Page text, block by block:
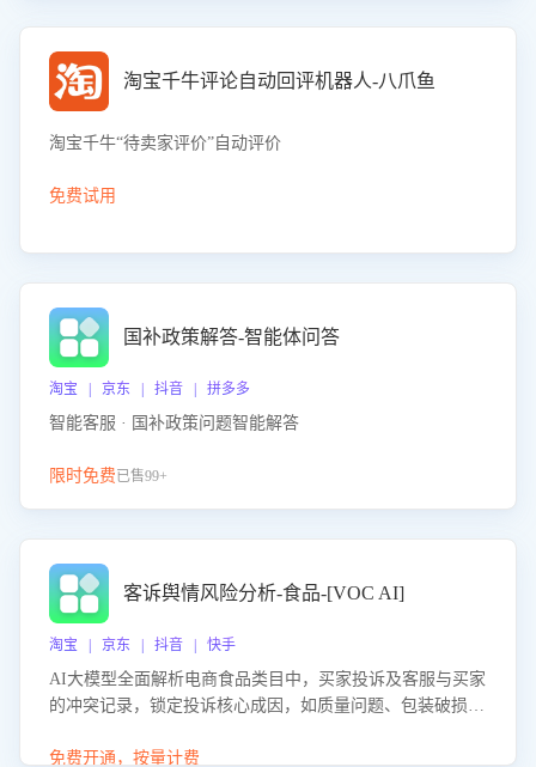
淘宝千牛评论自动回评机器人-八爪鱼
淘宝千牛“待卖家评价”自动评价
免费试用
国补政策解答-智能体问答
淘宝 | 京东 | 抖音 | 拼多多
智能客服 · 国补政策问题智能解答
限时免费已售99+
客诉舆情风险分析-食品-[VOC AI]
淘宝 | 京东 | 抖音 | 快手
AI大模型全面解析电商食品类目中，买家投诉及客服与买家
的冲突记录，锁定投诉核心成因，如质量问题、包装破损
置差评防控，提升客户满意度。
免费开通，按量计费